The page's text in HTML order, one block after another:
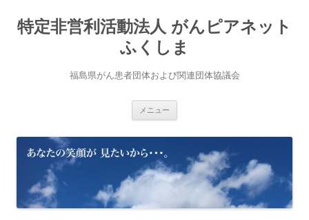
テ
ン
特定非営利活動法人 がんピアネット
ふくしま
福島県がん患者団体および関連団体協議会
メニュー